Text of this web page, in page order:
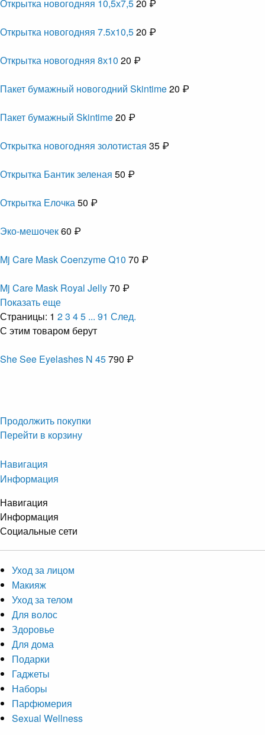
Открытка новогодняя 10,5х7,520 ₽
Открытка новогодняя 7.5х10,520 ₽
Открытка новогодняя 8х10 20 ₽
Пакет бумажный новогодний Skintime20 ₽
Пакет бумажный Skintime20 ₽
Открытка новогодняя золотистая 35 ₽
Открытка Бантик зеленая 50 ₽
Открытка Елочка50 ₽
Эко-мешочек60 ₽
Mj Care Mask Coenzyme Q10 70 ₽
Mj Care Mask Royal Jelly70 ₽
Показать еще
Страницы: 1 23 45 ... 91 След.
С этим товаром берут
She See Eyelashes N 45790 ₽
Продолжить покупки
Перейти в корзину
Навигация
Информация
Навигация
Информация
Социальные сети
Уход за лицом
Макияж
Уход за телом
Для волос
Здоровье
Для дома
Подарки
Гаджеты
Наборы
Парфюмерия
Sexual Wellness